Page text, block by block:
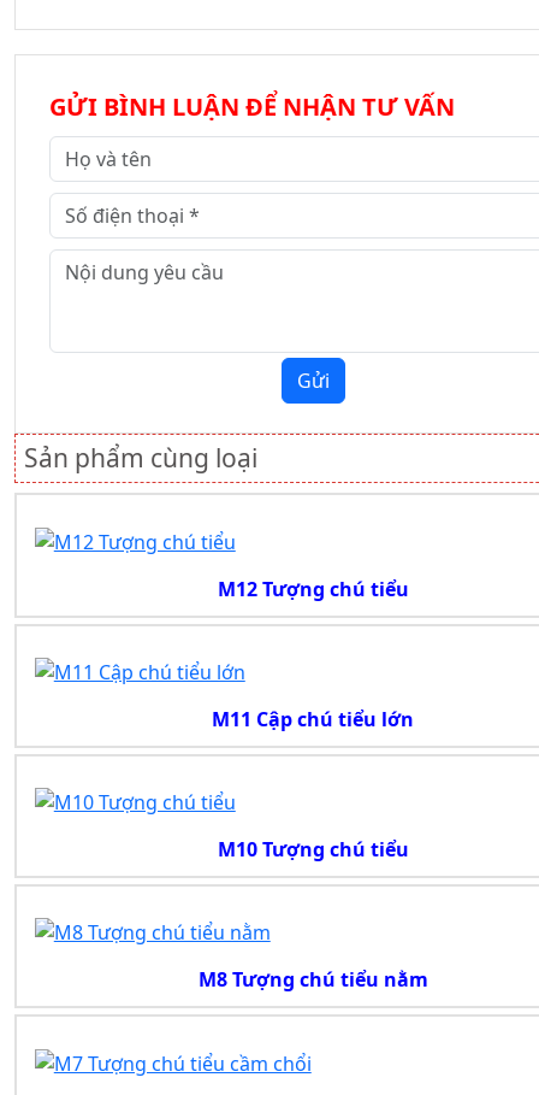
GỬI BÌNH LUẬN ĐỂ NHẬN TƯ VẤN
Gửi
Sản phẩm cùng loại
M12 Tượng chú tiểu
M11 Cập chú tiểu lớn
M10 Tượng chú tiểu
M8 Tượng chú tiểu nằm